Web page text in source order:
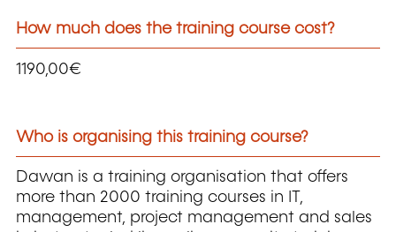
How much does the training course cost?
1190,00€
Who is organising this training course?
Dawan is a training organisation that offers
more than 2000 training courses in IT,
management, project management and sales